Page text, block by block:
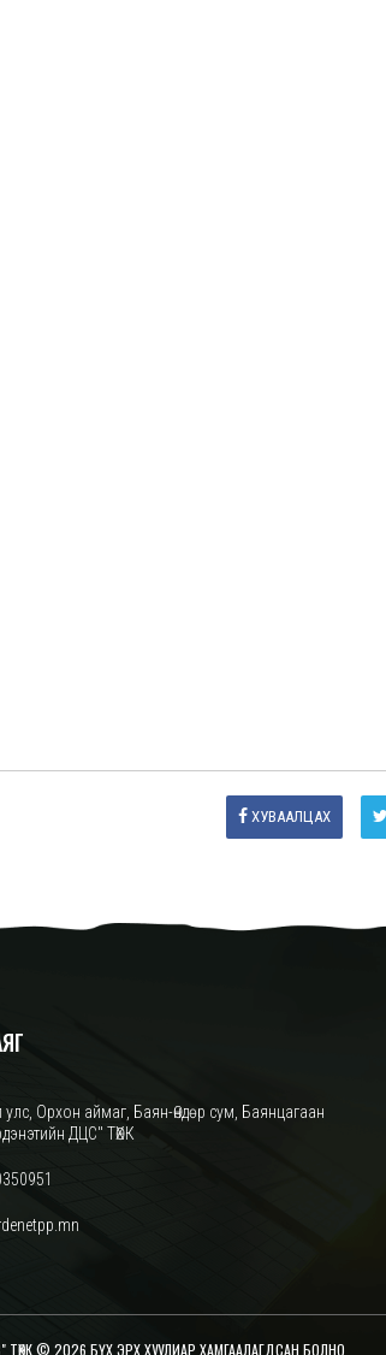
ХУВААЛЦАХ
Орхон аймаг, Баян-Өндөр сум, Баянцагаан
ДЦС" ТӨХК
© 2026 БҮХ ЭРХ ХУУЛИАР ХАМГААЛАГДСАН БОЛНО.